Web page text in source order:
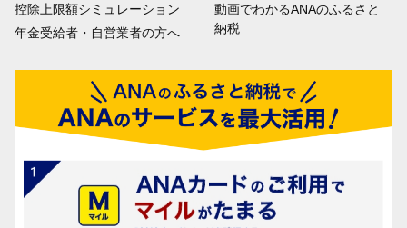
控除上限額シミュレーション
年金受給者・自営業者の方へ
動画でわかるANAのふるさと
納税